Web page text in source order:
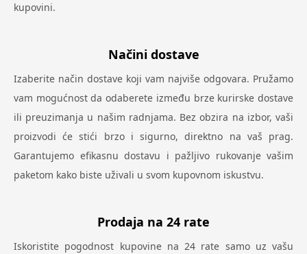
kupovini.
Načini dostave
Izaberite način dostave koji vam najviše odgovara. Pružamo
vam mogućnost da odaberete između brze kurirske dostave
ili preuzimanja u našim radnjama. Bez obzira na izbor, vaši
proizvodi će stići brzo i sigurno, direktno na vaš prag.
Garantujemo efikasnu dostavu i pažljivo rukovanje vašim
paketom kako biste uživali u svom kupovnom iskustvu.
Prodaja na 24 rate
Iskoristite pogodnost kupovine na 24 rate samo uz vašu